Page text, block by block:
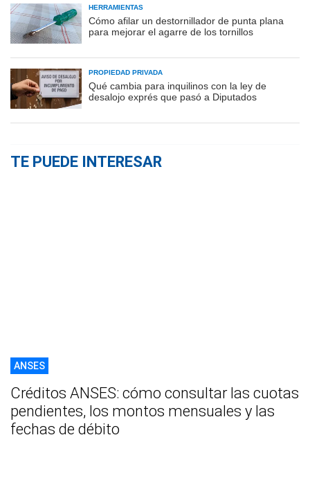
HERRAMIENTAS
Cómo afilar un destornillador de punta plana
para mejorar el agarre de los tornillos
PROPIEDAD PRIVADA
Qué cambia para inquilinos con la ley de
desalojo exprés que pasó a Diputados
TE PUEDE INTERESAR
ANSES
Créditos ANSES: cómo consultar las cuotas
pendientes, los montos mensuales y las
fechas de débito